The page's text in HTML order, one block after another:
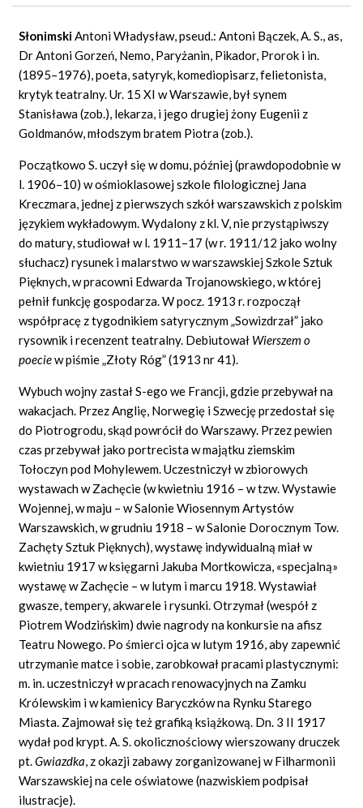
ZDJĘCIA (9)
AUDIO (8)
GRAF POWIĄZAŃ
DYSKUSJA
Mapa
SłonimskiAntoni Władysław, pseud.: Antoni Bączek,A. S.,as,
Dr Antoni Gorzeń, Nemo, Paryżanin, Pikador, Prorok i in.
(1895–1976), poeta, satyryk, komediopisarz, felietonista,
krytyk teatralny. Ur. 15 XI w Warszawie, był synem
Stanisława (zob.), lekarza, i jego drugiej żony Eugenii z
Goldmanów, młodszym bratem Piotra (zob.).
Początkowo S. uczył się w domu, później (prawdopodobnie w
l. 1906–10) w ośmioklasowej szkole filologicznej Jana
Kreczmara, jednej z pierwszych szkół warszawskich z polskim
językiem wykładowym. Wydalony zkl.V, nie przystąpiwszy
do matury, studiował w l. 1911–17 (w r. 1911/12 jako wolny
słuchacz) rysunek i malarstwo w warszawskiej Szkole Sztuk
Pięknych, w pracowni Edwarda Trojanowskiego, w której
pełnił funkcję gospodarza. W pocz. 1913 r. rozpoczął
współpracę z tygodnikiem satyrycznym „Sowizdrzał” jako
rysownik i recenzent teatralny. Debiutował Wierszem o
poeciew piśmie „Złoty Róg” (1913 nr 41).
Wybuch wojny zastał S-ego we Francji, gdzie przebywał na
wakacjach. Przez Anglię, Norwegię i Szwecję przedostał się
do Piotrogrodu, skąd powrócił do Warszawy. Przez pewien
czas przebywał jako portrecista w majątku ziemskim
Tołoczyn pod Mohylewem. Uczestniczył w zbiorowych
wystawach w Zachęcie (w kwietniu 1916 – w tzw. Wystawie
Wojennej, w maju – w Salonie Wiosennym Artystów
Warszawskich, w grudniu 1918 – w Salonie Dorocznym Tow.
Zachęty Sztuk Pięknych), wystawę indywidualną miał w
kwietniu 1917 w księgarni Jakuba Mortkowicza, «specjalną»
wystawę w Zachęcie – w lutym i marcu 1918. Wystawiał
gwasze, tempery, akwarele i rysunki. Otrzymał (wespół z
Piotrem Wodzińskim) dwie nagrody na konkursie na afisz
Teatru Nowego. Po śmierci ojca w lutym 1916, aby zapewnić
utrzymanie matce i sobie, zarobkował pracami plastycznymi:
m. in. uczestniczył w pracach renowacyjnych na Zamku
Królewskim i w kamienicy Baryczków na Rynku Starego
Miasta. Zajmował się też grafiką książkową. Dn. 3 II 1917
wydał pod krypt. A. S. okolicznościowy wierszowany druczek
pt.Gwiazdka, z okazji zabawy zorganizowanej w Filharmonii
Warszawskiej na cele oświatowe (nazwiskiem podpisał
ilustracje).